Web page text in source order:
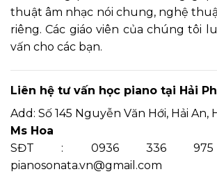
thuật âm nhạc nói chung, nghệ
riêng. Các giáo viên của chúng tôi
vấn cho các bạn.
Liên hệ tư vấn học piano tại Hải
Add: Số 145 Nguyễn Văn Hới, Hải An,
Ms Hoa
SĐT : 0936 336
pianosonata.vn@gmail.com